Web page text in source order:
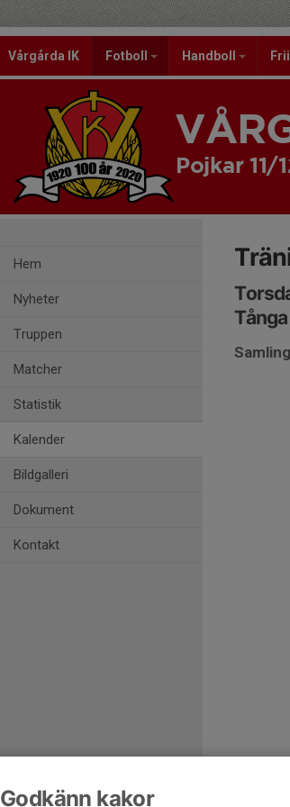
Vårgårda IK Fotboll Handboll
Pojkar 11/
Hem
Nyheter
Truppen
Matcher
Statistik
Kalender
Bildgalleri
Dokument
Kontakt
Godkänn kakor